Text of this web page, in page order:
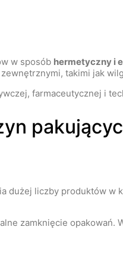
w sposób hermetyczny i
takimi jak
farmaceutycznej i
dużej liczby produktów w
zamknięcie opakowań.